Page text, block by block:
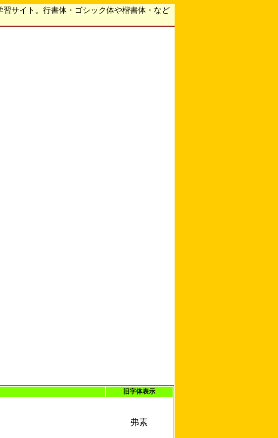
サイト。行書体・ゴシック体や楷書体・など
旧字体表示
弗素